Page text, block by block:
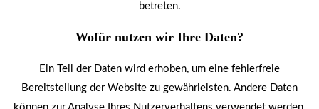
betreten.
Wofür nutzen wir Ihre Daten?
Ein Teil der Daten wird erhoben, um eine fehlerfreie
Bereitstellung der Website zu gewährleisten. Andere Daten